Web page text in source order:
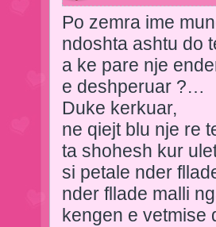
Po zemra ime
ndoshta ashtu do
a ke pare nje
e deshperuar ?…
Duke kerkuar,
ne qiejt blu nje re
ta shohesh kur
si petale nder
nder fllade malli
kengen e